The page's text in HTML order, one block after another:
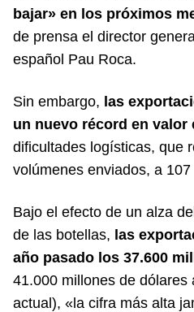
bajar» en los próximos
de prensa el director
español Pau Roca.
Sin embargo, las
un nuevo récord en valor
dificultades logísticas, que
volúmenes enviados, a
Bajo el efecto de un alza
de las botellas, las
año pasado los 37.600
41.000 millones de dólares
actual), «la cifra más alta